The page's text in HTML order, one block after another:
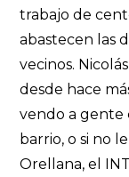
trabajo de
abastecen las
vecinos.
desde hace
vendo a gente
barrio, o si no
Orellana, el